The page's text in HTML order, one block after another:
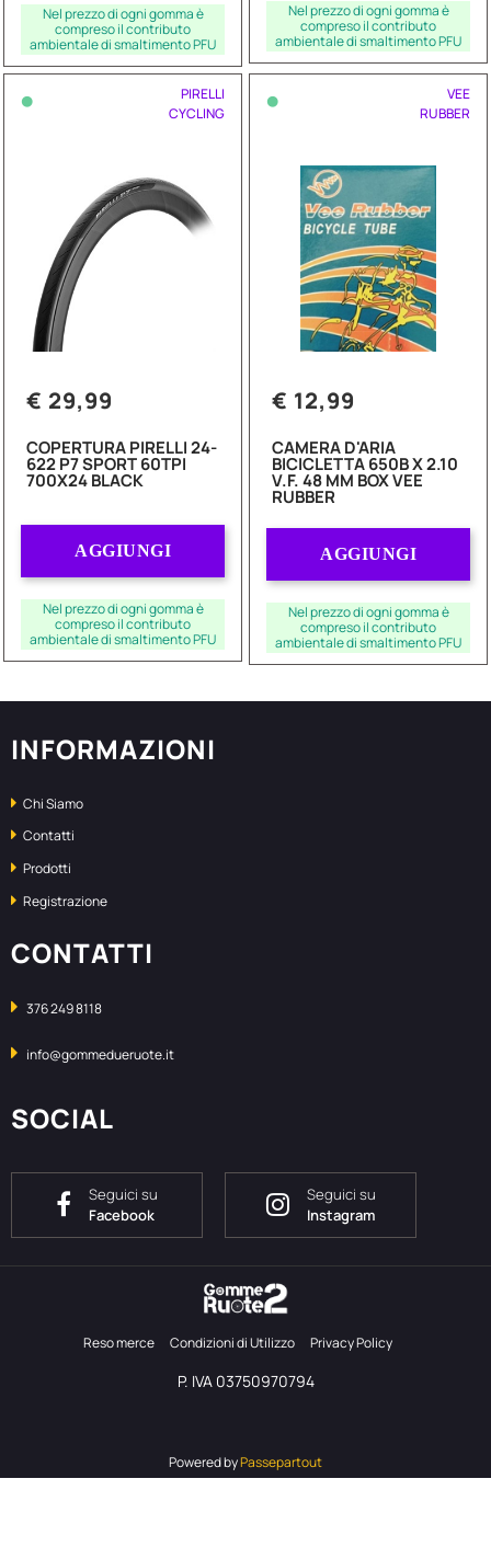
Nel prezzo di ogni gomma è
compreso il contributo
ambientale di smaltimento PFU
Nel prezzo di ogni gomma è
compreso il contributo
ambientale di smaltimento PFU
•
PIRELLI
CYCLING
€ 29,99
COPERTURA PIRELLI 24-
622 P7 SPORT 60TPI
700X24 BLACK
AGGIUNGI
Nel prezzo di ogni gomma è
compreso il contributo
ambientale di smaltimento PFU
•
VEE
RUBBER
€ 12,99
CAMERA D'ARIA
BICICLETTA 650B X 2.10
V.F. 48 MM BOX VEE
RUBBER
AGGIUNGI
Nel prezzo di ogni gomma è
compreso il contributo
ambientale di smaltimento PFU
INFORMAZIONI
Chi Siamo
Contatti
Prodotti
Registrazione
CONTATTI
376 249 8118
info@gommedueruote.it
SOCIAL
Seguici su
Facebook
Seguici su
Instagram
Reso merce Condizioni di Utilizzo Privacy Policy
P. IVA 03750970794
Powered byPassepartout